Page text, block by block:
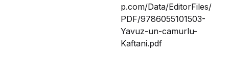
p.com/Data/EditorFiles/
PDF/9786055101503-
Yavuz-un-camurlu-
Kaftani.pdf